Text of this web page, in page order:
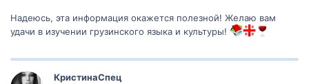
Надеюсь, эта информация окажется полезной! Желаю вам
удачи в изучении грузинского языка и культуры!
КристинаСпец